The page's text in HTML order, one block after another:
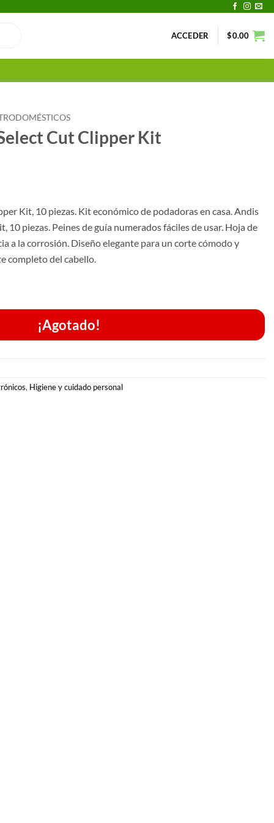
ACCEDER $0.00
Cut Clipper Kit
Kit, 10 piezas. Kit económico de podadoras en casa. Andis
piezas. Peines de guía numerados fáciles de usar. Hoja de
a la corrosión. Diseño elegante para un corte cómodo y
completo del cabello.
¡Agotado!
, Higiene y cuidado personal